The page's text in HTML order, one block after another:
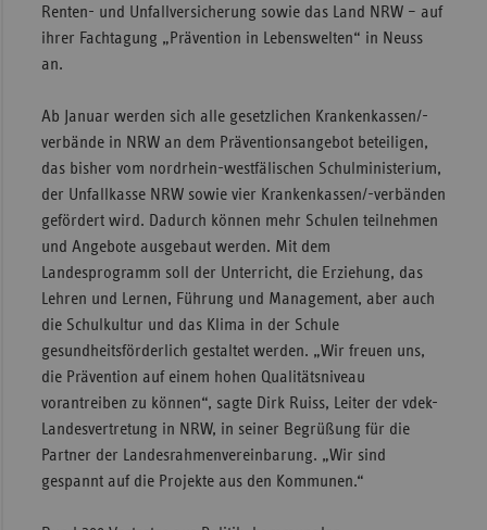
Renten- und Unfallversicherung sowie das Land NRW – auf
ihrer Fachtagung „Prävention in Lebenswelten“ in Neuss
an.
Ab Januar werden sich alle gesetzlichen Krankenkassen/-
verbände in NRW an dem Präventionsangebot beteiligen,
das bisher vom nordrhein-westfälischen Schulministerium,
der Unfallkasse NRW sowie vier Krankenkassen/-verbänden
gefördert wird. Dadurch können mehr Schulen teilnehmen
und Angebote ausgebaut werden. Mit dem
Landesprogramm soll der Unterricht, die Erziehung, das
Lehren und Lernen, Führung und Management, aber auch
die Schulkultur und das Klima in der Schule
gesundheitsförderlich gestaltet werden. „Wir freuen uns,
die Prävention auf einem hohen Qualitätsniveau
vorantreiben zu können“, sagte Dirk Ruiss, Leiter der vdek-
Landesvertretung in NRW, in seiner Begrüßung für die
Partner der Landesrahmenvereinbarung. „Wir sind
gespannt auf die Projekte aus den Kommunen.“